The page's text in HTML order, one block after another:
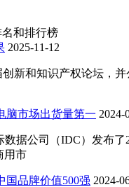
和排行榜
2025-11-12
新和知识产权论坛，
脑市场出货量第一 2024-
据公司（IDC）发布
用市
国品牌价值500强 2024-